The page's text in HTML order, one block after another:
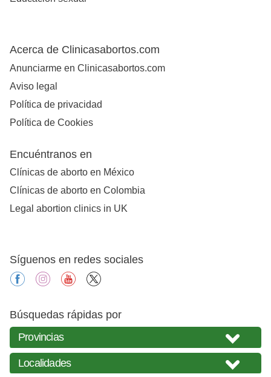
Acerca de Clinicasabortos.com
Anunciarme en Clinicasabortos.com
Aviso legal
Política de privacidad
Política de Cookies
Encuéntranos en
Clínicas de aborto en México
Clínicas de aborto en Colombia
Legal abortion clinics in UK
Síguenos en redes sociales
facebookinstagramyoutube
Búsquedas rápidas por